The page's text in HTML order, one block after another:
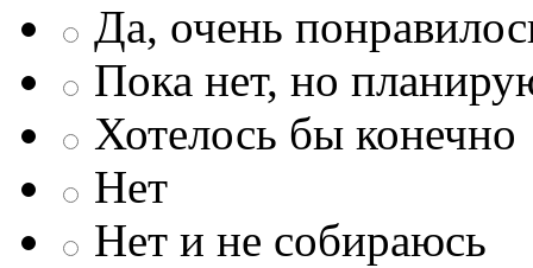
Да, очень
Пока нет, но
Хотелось бы конечно
Нет
Нет и не собираюсь